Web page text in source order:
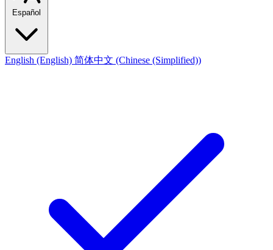
Español
English (English) 简体中文 (Chinese (Simplified))